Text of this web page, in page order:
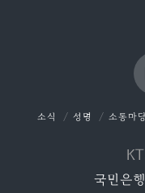
소식 성명 소통마
국민은